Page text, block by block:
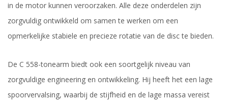
in de motor kunnen veroorzaken. Alle deze onderdelen zijn
zorgvuldig ontwikkeld om samen te werken om een
opmerkelijke stabiele en precieze rotatie van de disc te bieden.
De C 558-tonearm biedt ook een soortgelijk niveau van
zorgvuldige engineering en ontwikkeling. Hij heeft het een lage
spoorvervalsing, waarbij de stijfheid en de lage massa vereist